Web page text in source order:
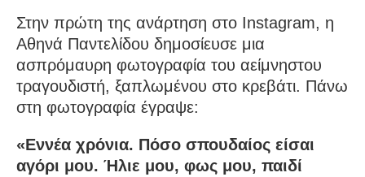
Στην πρώτη της ανάρτηση στο Instagram, η
Αθηνά Παντελίδου δημοσίευσε μια
ασπρόμαυρη φωτογραφία του αείμνηστου
τραγουδιστή, ξαπλωμένου στο κρεβάτι. Πάνω
στη φωτογραφία έγραψε:
«Εννέα χρόνια. Πόσο σπουδαίος είσαι
αγόρι μου. Ήλιε μου, φως μου, παιδί